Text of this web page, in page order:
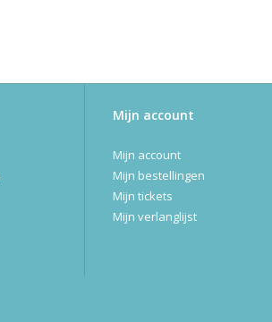
Mijn account
Mijn account
Mijn bestellingen
Mijn tickets
Mijn verlanglijst